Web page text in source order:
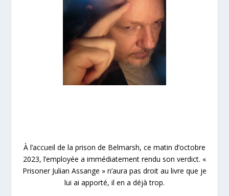
À l’accueil de la prison de Belmarsh, ce matin d’octobre
2023, l’employée a immédiatement rendu son verdict. «
Prisoner Julian Assange » n’aura pas droit au livre que je
lui ai apporté, il en a déjà trop.